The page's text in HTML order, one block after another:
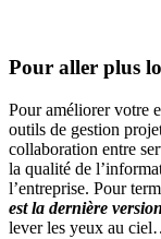
Pour aller plus
Pour améliorer votre
outils de gestion
collaboration entre
la qualité de
l’entreprise. Pour
est la dernière
lever les yeux au